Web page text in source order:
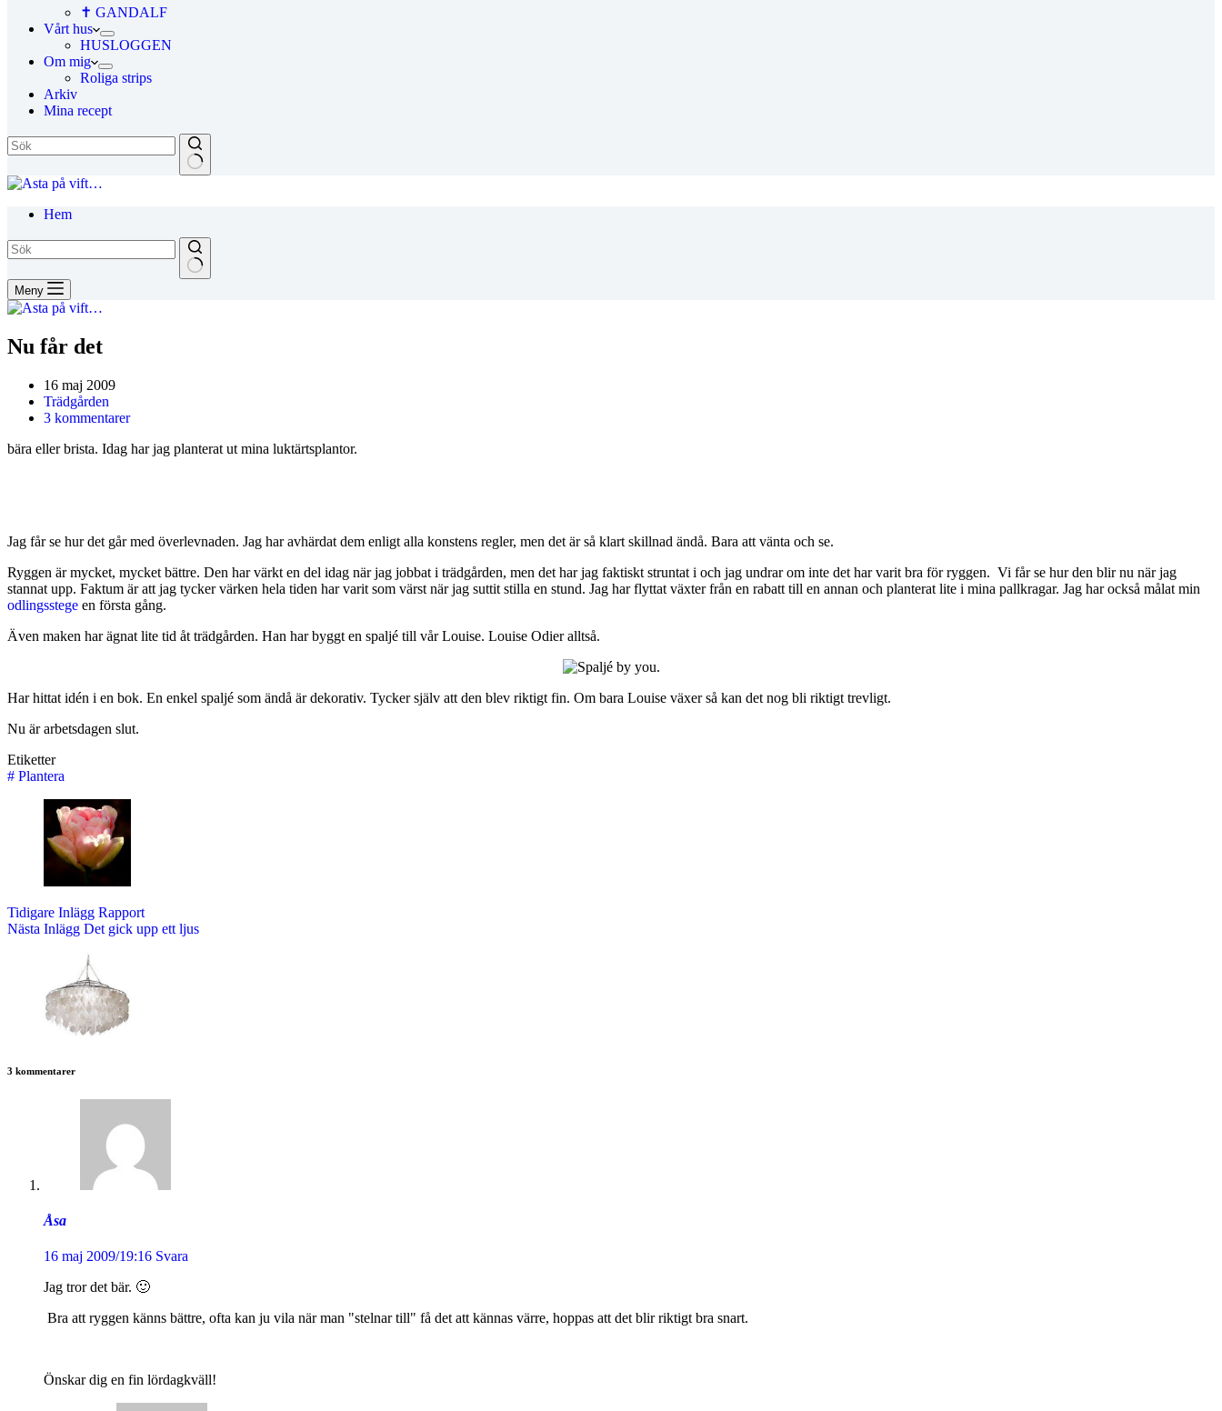
✝ GANDALF
Vårt hus
HUSLOGGEN
Om mig
Roliga strips
Arkiv
Mina recept
Hem
Meny
Nu får det
16 maj 2009
Trädgården
3 kommentarer
bära eller brista. Idag har jag planterat ut mina luktärtsplantor.
Jag får se hur det går med överlevnaden. Jag har avhärdat dem enligt alla konstens regler, men det är så klart skillnad ändå. Bara att vänta och se.
Ryggen är mycket, mycket bättre. Den har värkt en del idag när jag jobbat i trädgården, men det har jag faktiskt struntat i och jag undrar om inte det har varit bra för ryggen. Vi får se hur den blir nu när jag
stannat upp. Faktum är att jag tycker värken hela tiden har varit som värst när jag suttit stilla en stund. Jag har flyttat växter från en rabatt till en annan och planterat lite i mina pallkragar. Jag har också målat min
odlingsstege en första gång.
Även maken har ägnat lite tid åt trädgården. Han har byggt en spaljé till vår Louise. Louise Odier alltså.
Har hittat idén i en bok. En enkel spaljé som ändå är dekorativ. Tycker själv att den blev riktigt fin. Om bara Louise växer så kan det nog bli riktigt trevligt.
Nu är arbetsdagen slut.
Etiketter
# Plantera
Tidigare Inlägg Rapport
Nästa Inlägg Det gick upp ett ljus
3 kommentarer
Åsa
16 maj 2009/19:16 Svara
Jag tror det bär. 🙂
Bra att ryggen känns bättre, ofta kan ju vila när man "stelnar till" få det att kännas värre, hoppas att det blir riktigt bra snart.
Önskar dig en fin lördagkväll!